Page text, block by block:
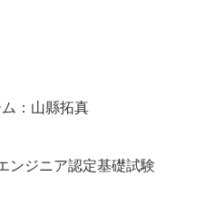
：山縣拓真
ンジニア認定基礎試験